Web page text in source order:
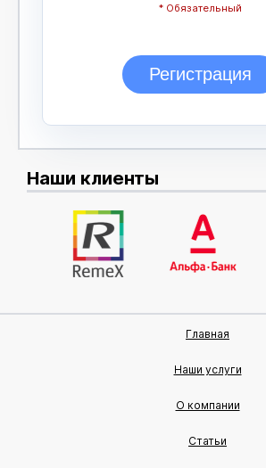
* Обязательный
Наши клиенты
Главная
Наши услуги
О компании
Статьи